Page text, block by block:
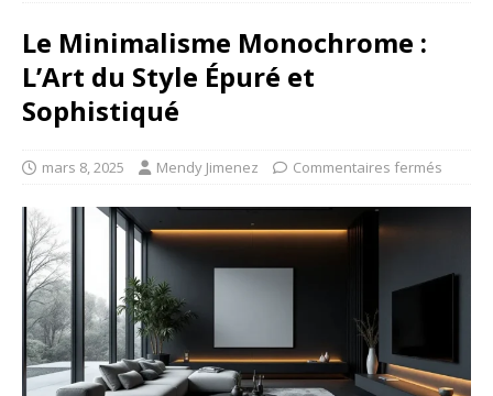
Le Minimalisme Monochrome :
L’Art du Style Épuré et
Sophistiqué
mars 8, 2025 Mendy Jimenez Commentaires fermés